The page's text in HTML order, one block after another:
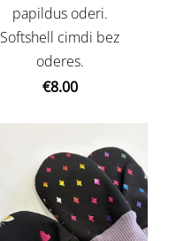
papildus oderi.
Softshell cimdi bez
oderes.
€8.00